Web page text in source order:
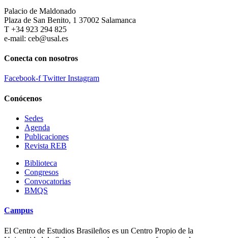
Palacio de Maldonado
Plaza de San Benito, 1 37002 Salamanca
T +34 923 294 825
e-mail: ceb@usal.es
Conecta con nosotros
Facebook-f Twitter Instagram
Conócenos
Sedes
Agenda
Publicaciones
Revista REB
Biblioteca
Congresos
Convocatorias
BMQS
Campus
El Centro de Estudios Brasileños es un Centro Propio de la